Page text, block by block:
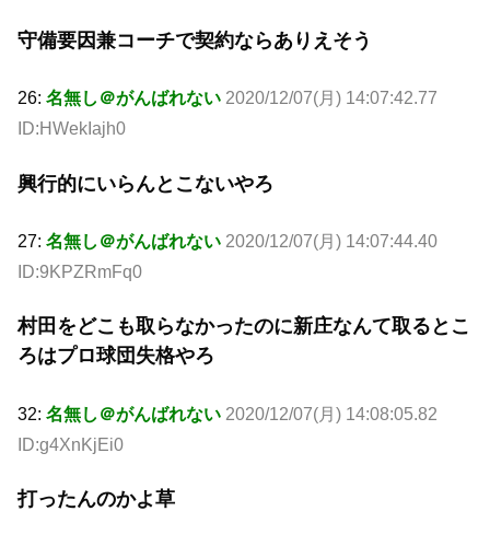
守備要因兼コーチで契約ならありえそう
26: 名無し＠がんばれない 2020/12/07(月) 14:07:42.77
ID:HWekIajh0
興行的にいらんとこないやろ
27: 名無し＠がんばれない 2020/12/07(月) 14:07:44.40
ID:9KPZRmFq0
村田をどこも取らなかったのに新庄なんて取るとこ
ろはプロ球団失格やろ
32: 名無し＠がんばれない 2020/12/07(月) 14:08:05.82
ID:g4XnKjEi0
打ったんのかよ草